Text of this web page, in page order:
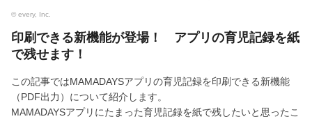
© every, Inc.
印刷できる新機能が登場！ アプリの育児記録を紙
で残せます！
この記事ではMAMADAYSアプリの育児記録を印刷できる新機能
（PDF出力）について紹介します。
MAMADAYSアプリにたまった育児記録を紙で残したいと思ったこ